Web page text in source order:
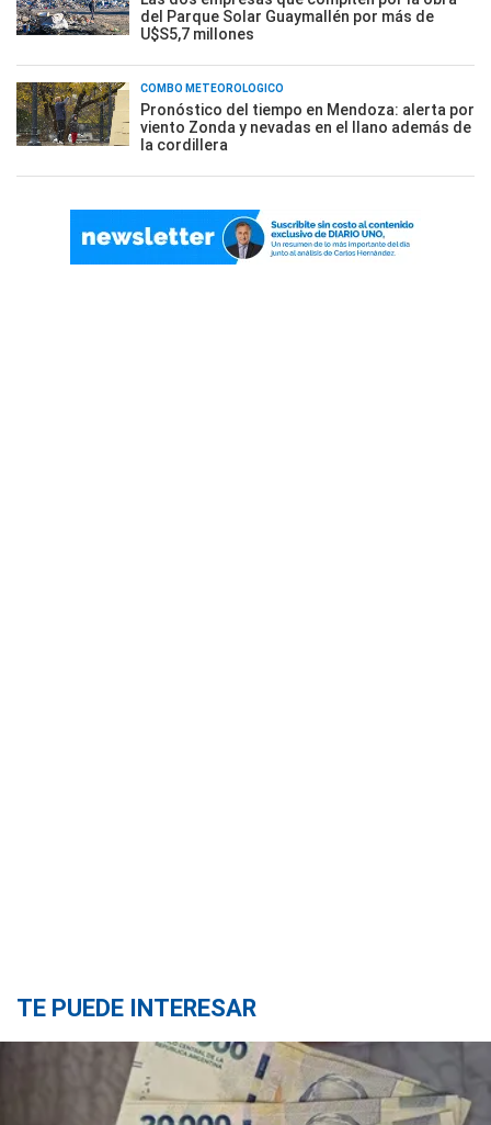
del Parque Solar Guaymallén por más de
U$S5,7 millones
COMBO METEOROLÓGICO
Pronóstico del tiempo en Mendoza: alerta por
viento Zonda y nevadas en el llano además de
la cordillera
TE PUEDE INTERESAR